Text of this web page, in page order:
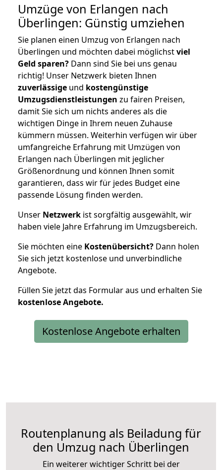
Umzüge von Erlangen nach
Überlingen: Günstig umziehen
Sie planen einen Umzug von Erlangen nach
Überlingen und möchten dabei möglichstviel
Geld sparen? Dann sind Sie bei uns genau
richtig! Unser Netzwerk bieten Ihnen
zuverlässige und kostengünstige
Umzugsdienstleistungen zu fairen Preisen,
damit Sie sich um nichts anderes als die
wichtigen Dinge in Ihrem neuen Zuhause
kümmern müssen. Weiterhin verfügen wir über
umfangreiche Erfahrung mit Umzügen von
Erlangen nach Überlingen mit jeglicher
Größenordnung und können Ihnen somit
garantieren, dass wir für jedes Budget eine
passende Lösung finden werden.
Unser Netzwerk ist sorgfältig ausgewählt, wir
haben viele Jahre Erfahrung im Umzugsbereich.
Sie möchten eine Kostenübersicht? Dann holen
Sie sich jetzt kostenlose und unverbindliche
Angebote.
Füllen Sie jetzt das Formular aus und erhalten Sie
kostenloseAngebote.
Kostenlose Angebote erhalten
Routenplanung als Beiladung für
den Umzug nach Überlingen
Ein weiterer wichtiger Schritt bei der